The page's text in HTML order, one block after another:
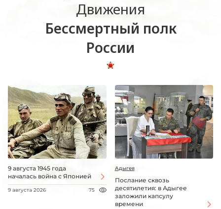
Движения
Бессмертный полк
России
9 августа 1945 года
началась война с Японией
9 августа 2026 75
Адыгея
Послание сквозь
десятилетия: в Адыгее
заложили капсулу
времени